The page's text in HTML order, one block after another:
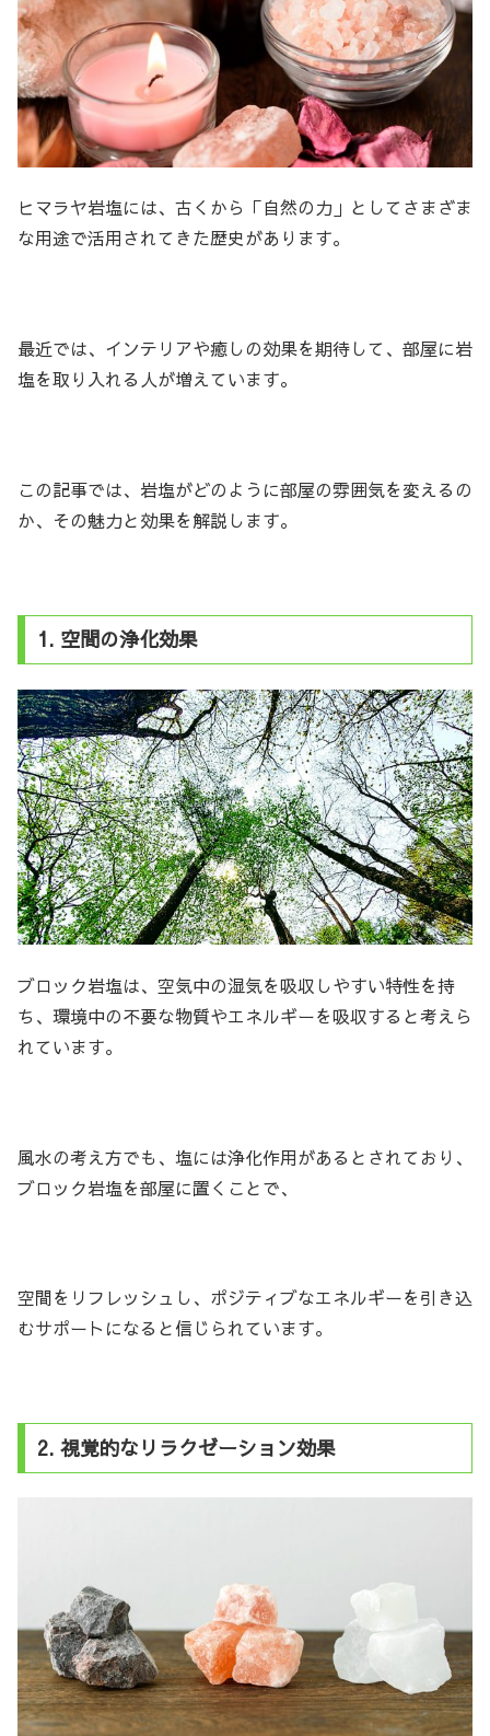
ヒマラヤ岩塩には、古くから「自然の力」としてさまざま
な用途で活用されてきた歴史があります。
最近では、インテリアや癒しの効果を期待して、部屋に岩
塩を取り入れる人が増えています。
この記事では、岩塩がどのように部屋の雰囲気を変えるの
か、その魅力と効果を解説します。
1. 空間の浄化効果
ブロック岩塩は、空気中の湿気を吸収しやすい特性を持
ち、環境中の不要な物質やエネルギーを吸収すると考えら
れています。
風水の考え方でも、塩には浄化作用があるとされており、
ブロック岩塩を部屋に置くことで、
空間をリフレッシュし、ポジティブなエネルギーを引き込
むサポートになると信じられています。
2. 視覚的なリラクゼーション効果